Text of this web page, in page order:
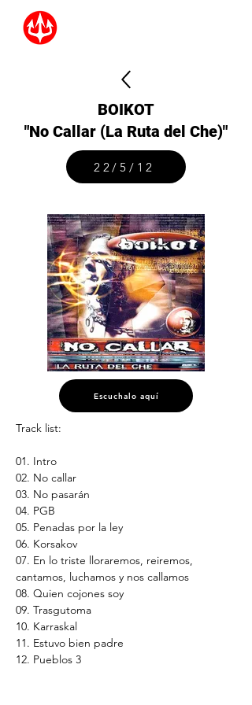
BOIKOT
"No Callar (La Ruta del Che)"
22/5/12
Escuchalo aquí
Track list:
01. Intro
02. No callar
03. No pasarán
04. PGB
05. Penadas por la ley
06. Korsakov
07. En lo triste lloraremos, reiremos,
cantamos, luchamos y nos callamos
08. Quien cojones soy
09. Trasgutoma
10. Karraskal
11. Estuvo bien padre
12. Pueblos 3